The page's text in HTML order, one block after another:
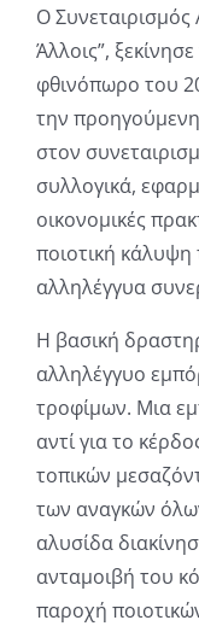
Ο Συνεταιρισμός
Άλλοις”,
φθινόπωρο του
την
στον
συλλογικά,
οικονομικές
ποιοτική
αλληλέγγυα
Η βασική
αλληλέγγυο
τροφίμων. Μια
αντί για το
τοπικών
των αναγκών
αλυσίδα
ανταμοιβή του
παροχή